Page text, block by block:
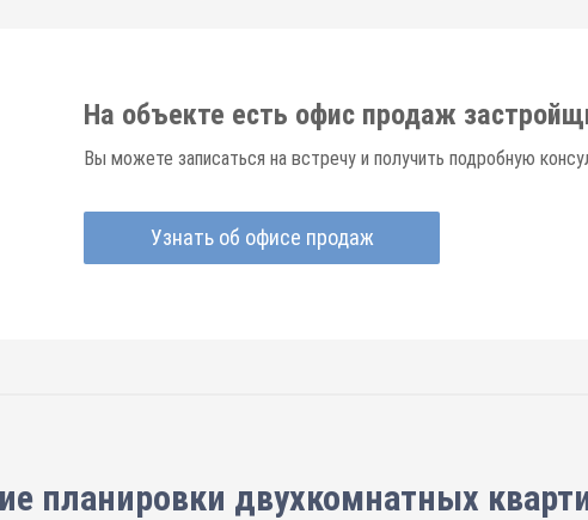
На объекте есть офис продаж
Вы можете записаться на встречу и получить подробную
Узнать об офисе продаж
планировки двухкомнатных